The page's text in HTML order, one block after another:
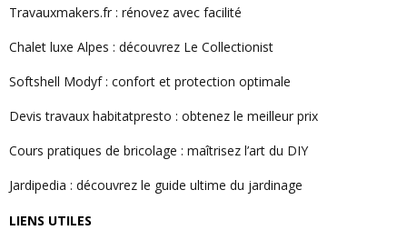
Travauxmakers.fr : rénovez avec facilité
Chalet luxe Alpes : découvrez Le Collectionist
Softshell Modyf : confort et protection optimale
Devis travaux habitatpresto : obtenez le meilleur prix
Cours pratiques de bricolage : maîtrisez l’art du DIY
Jardipedia : découvrez le guide ultime du jardinage
LIENS UTILES